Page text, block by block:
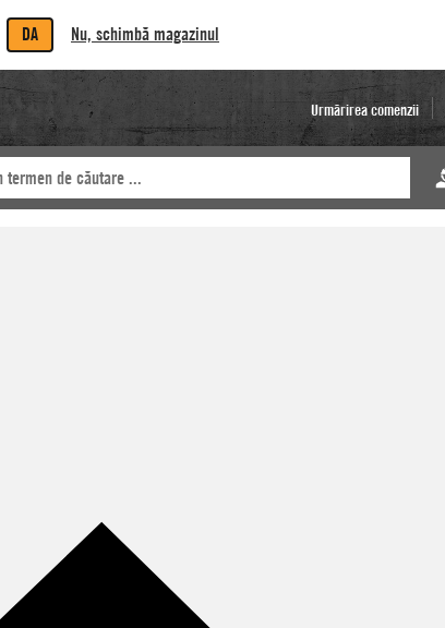
DA Nu, schimbă magazinul
Urmărirea comenzii